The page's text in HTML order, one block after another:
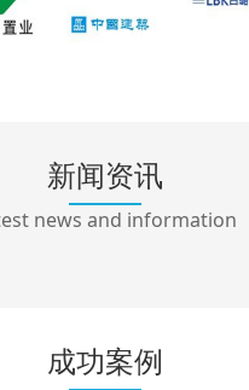
新闻资讯
news and information
成功案例